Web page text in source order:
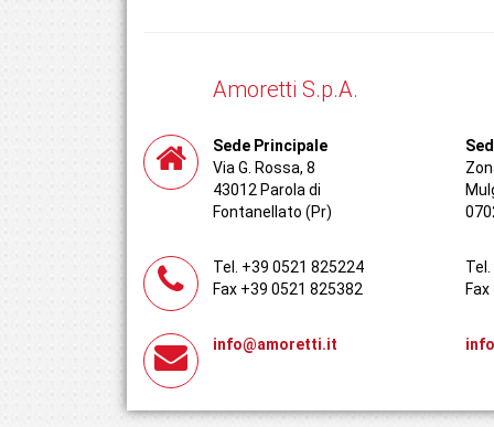
Amoretti S.p.A.
Sede Principale
Via G. Rossa, 8
43012 Parola di
Fontanellato (Pr)
Tel. +39 0521 825224
Fax +39 0521 825382
info@amoretti.it